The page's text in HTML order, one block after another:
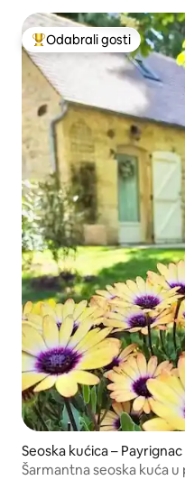
Među najviše
Odabrali gosti
Seoska kućica – Payrignac
Šarmantna seoska kuća